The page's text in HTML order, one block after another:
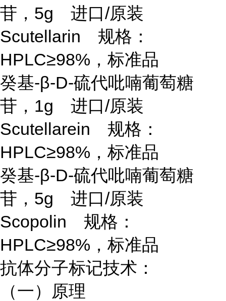
苷，5g 进口/原装
Scutellarin 规格：
HPLC≥98%，标准品
癸基-β-D-硫代吡喃葡萄糖
苷，1g 进口/原装
Scutellarein 规格：
HPLC≥98%，标准品
癸基-β-D-硫代吡喃葡萄糖
苷，5g 进口/原装
Scopolin 规格：
HPLC≥98%，标准品
抗体分子标记技术：
（一）原理